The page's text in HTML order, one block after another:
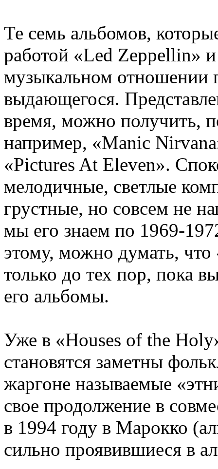
Те семь альбомов,
работой «Led Zeppellin»
музыкальном отношении
выдающегося.
время, можно получить,
например, «Manic
«Pictures At Eleven».
мелодичные, светлые
грустные, но совсем не
мы его знаем по 1969-
этому, можно думать, что
только до тех пор, пока
его альбомы.
Уже в «Houses of the
становятся заметны
жаргоне называемые
свое продолжение в
в 1994 году в Марокко
сильно проявившиеся в